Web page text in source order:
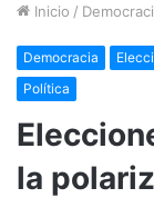
Inicio /
Democracia
Política
la